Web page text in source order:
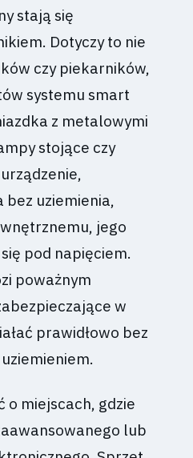
stają się
Dotyczy to nie
czy piekarników,
systemu smart
z metalowymi
stojące czy
bez uziemienia,
jego
pod napięciem.
poważnym
w
prawidłowo bez
miejscach, gdzie
lub